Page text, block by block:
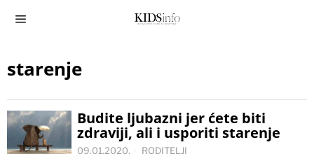
starenje
Budite ljubazni jer ćete biti
zdraviji, ali i usporiti starenje
09.01.2020. RODITELJI